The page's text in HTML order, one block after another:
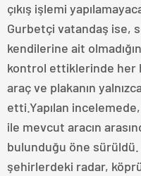
çıkış işlemi
Gurbetçi vatandaş ise,
kendilerine ait
kontrol ettiklerinde her
araç ve plakanın
etti.Yapılan
ile mevcut aracın
bulunduğu öne sürüldü.
şehirlerdeki radar,